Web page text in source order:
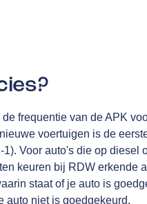
frequentie van de APK
voertuigen is de
Voor auto's die op diesel
keuren bij RDW erkende
staat of je auto is
auto niet is goedgekeurd.